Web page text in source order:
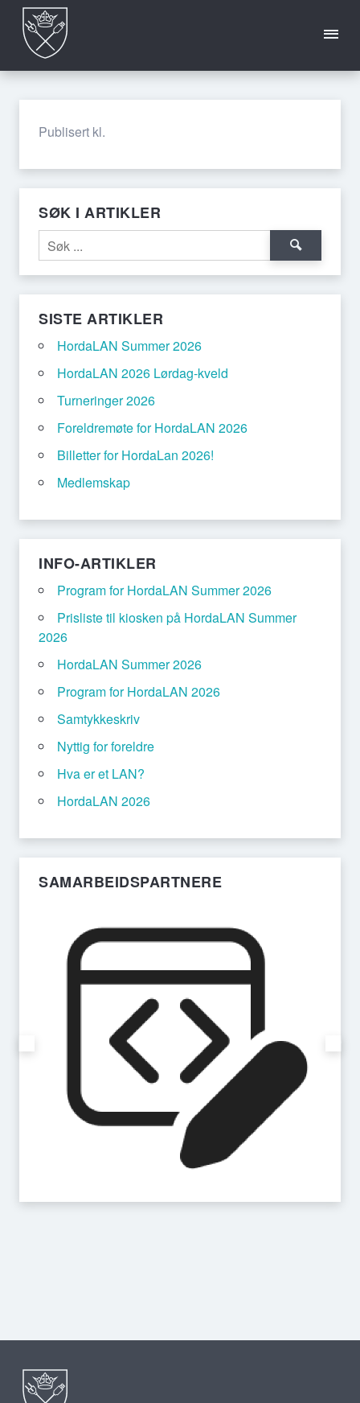
Publisert kl.
SØK I ARTIKLER
SISTE ARTIKLER
HordaLAN Summer 2026
HordaLAN 2026 Lørdag-kveld
Turneringer 2026
Foreldremøte for HordaLAN 2026
Billetter for HordaLan 2026!
Medlemskap
INFO-ARTIKLER
Program for HordaLAN Summer 2026
Prisliste til kiosken på HordaLAN Summer
2026
HordaLAN Summer 2026
Program for HordaLAN 2026
Samtykkeskriv
Nyttig for foreldre
Hva er et LAN?
HordaLAN 2026
SAMARBEIDSPARTNERE